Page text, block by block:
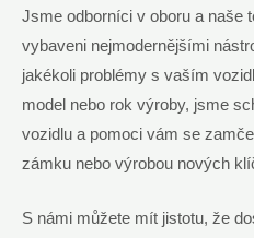
Jsme odborníci v oboru a naše
vybaveni nejmodernějšími
jakékoli problémy s vaším
model nebo rok výroby, jsme
vozidlu a pomoci vám se
zámku nebo výrobou nových
S námi můžete mít jistotu, že